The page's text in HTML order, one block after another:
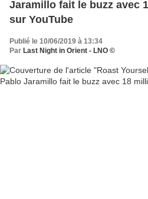
Jaramillo fait le buzz avec
sur YouTube
Publié le 10/06/2019 à 13:34
Par Last Night in Orient - LNO ©